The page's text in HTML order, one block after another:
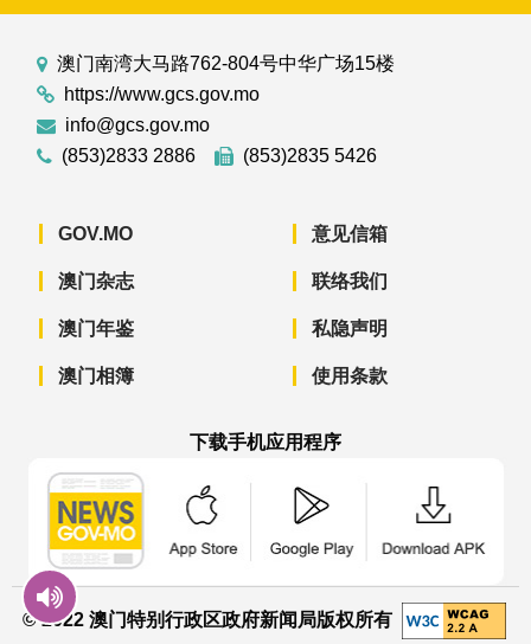
澳门南湾大马路762-804号中华广场15楼
https://www.gcs.gov.mo
info@gcs.gov.mo
(853)2833 2886
(853)2835 5426
GOV.MO
澳门杂志
澳门年鉴
澳门相簿
意见信箱
联络我们
私隐声明
使用条款
下载手机应用程序
© 2022 澳门特别行政区政府新闻局版权所有